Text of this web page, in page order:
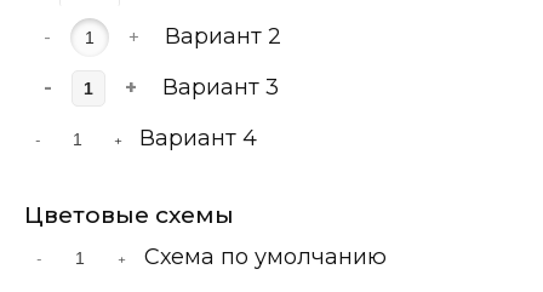
- + Вариант 2
- + Вариант 3
- + Вариант 4
Цветовые схемы
- + Схема по умолчанию